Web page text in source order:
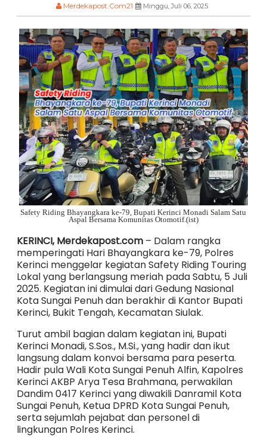
Merdekapost.Com21 Minggu, Juli 06, 2025
Safety Riding Bhayangkara ke-79, Bupati Kerinci Monadi Salam Satu
Aspal Bersama Komunitas Otomotif.(ist)
KERINCI, Merdekapost.com– Dalam rangka
memperingati Hari Bhayangkara ke-79, Polres
Kerinci menggelar kegiatan Safety Riding Touring
Lokal yang berlangsung meriah pada Sabtu, 5 Juli
2025. Kegiatan ini dimulai dari Gedung Nasional
Kota Sungai Penuh dan berakhir di Kantor Bupati
Kerinci, Bukit Tengah, Kecamatan Siulak.
Turut ambil bagian dalam kegiatan ini, Bupati
Kerinci Monadi, S.Sos., M.Si., yang hadir dan ikut
langsung dalam konvoi bersama para peserta.
Hadir pula Wali Kota Sungai Penuh Alfin, Kapolres
Kerinci AKBP Arya Tesa Brahmana, perwakilan
Dandim 0417 Kerinci yang diwakili Danramil Kota
Sungai Penuh, Ketua DPRD Kota Sungai Penuh,
serta sejumlah pejabat dan personel di
lingkungan Polres Kerinci.